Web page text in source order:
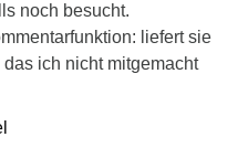
noch besucht.
liefert sie
ich nicht mitgemacht